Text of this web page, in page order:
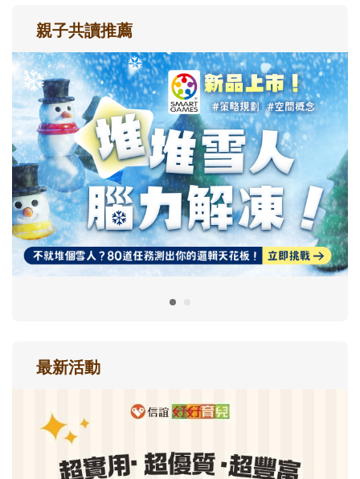
親子共讀推薦
最新活動